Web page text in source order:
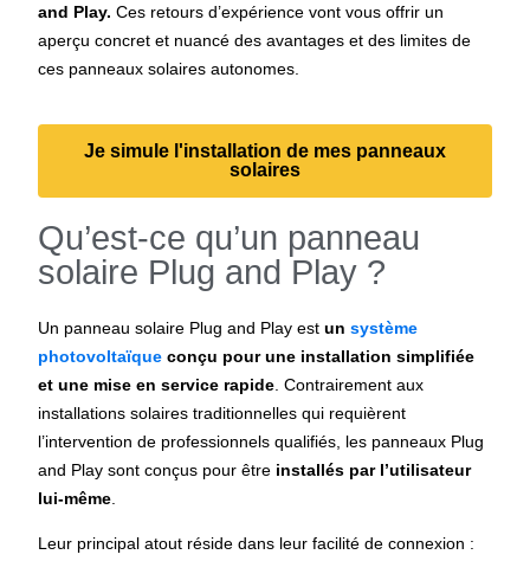
and Play. Ces retours d’expérience vont vous offrir un
aperçu concret et nuancé des avantages et des limites de
ces panneaux solaires autonomes.
Je simule l'installation de mes panneaux
solaires
Qu’est-ce qu’un panneau
solaire Plug and Play ?
Un panneau solaire Plug and Play est unsystème
photovoltaïque conçu pour une installation simplifiée
et une mise en service rapide . Contrairement aux
installations solaires traditionnelles qui requièrent
l’intervention de professionnels qualifiés, les panneaux Plug
and Play sont conçus pour être installés par l’utilisateur
lui-même
Leur principal atout réside dans leur facilité de connexion :